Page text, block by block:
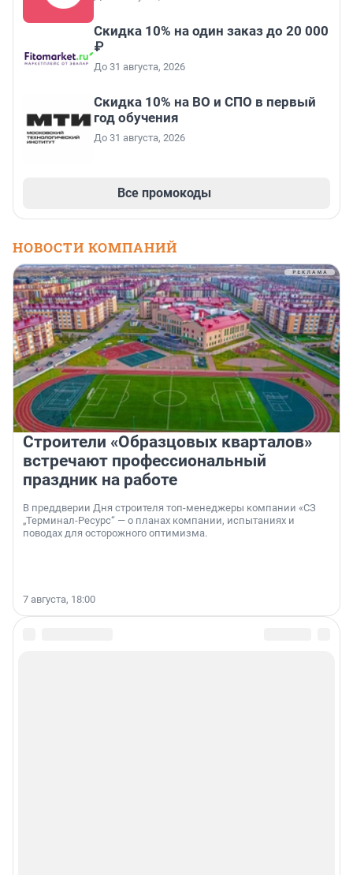
Скидка 10% на один заказ до 20 000
₽
До 31 августа, 2026
Скидка 10% на ВО и СПО в первый
год обучения
До 31 августа, 2026
Все промокоды
НОВОСТИ КОМПАНИЙ
Строители «Образцовых кварталов»
встречают профессиональный
праздник на работе
В преддверии Дня строителя топ-менеджеры компании «СЗ
„Терминал-Ресурс“ — о планах компании, испытаниях и
поводах для осторожного оптимизма.
7 августа, 18:00